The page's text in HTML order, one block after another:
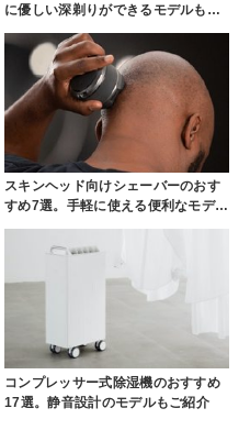
に優しい深剃りができるモデルも…
スキンヘッド向けシェーバーのおす
すめ7選。手軽に使える便利なモデ…
コンプレッサー式除湿機のおすすめ
17選。静音設計のモデルもご紹介